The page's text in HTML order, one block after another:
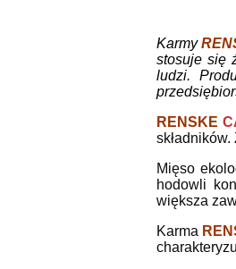
Karmy
stosuje się
ludzi.
RENSKE
Mięso
hodowli
większa
Karma